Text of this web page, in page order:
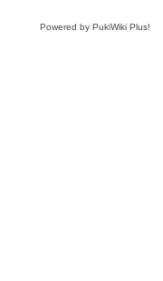
Powered by PukiWiki Plus!